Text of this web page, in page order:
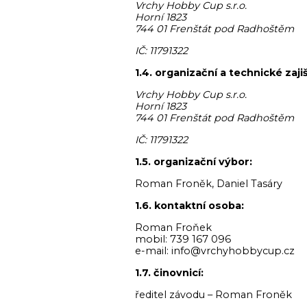
Vrchy Hobby Cup s.r.o.
Horní 1823
744 01 Frenštát pod Radhoštěm
IČ: 11791322
1.4. organizační a technické
Vrchy Hobby Cup s.r.o.
Horní 1823
744 01 Frenštát pod Radhoštěm
IČ: 11791322
1.5. organizační výbor:
Roman Froněk, Daniel Tasáry
1.6. kontaktní osoba:
Roman Froňek
mobil: 739 167 096
e-mail: info@vrchyhobbycup.cz
1.7. činovnicí:
ředitel závodu – Roman Froněk